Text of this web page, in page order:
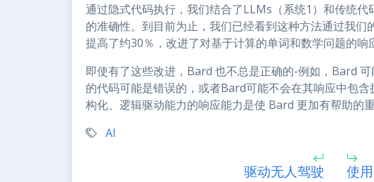
通过隐式代码执行，我们结合了LLMs（系统1）和传统
的准确性。到目前为止，我们已经看到这种方法通过我
提高了约30％，改进了对基于计算的单词和数学问题的响
即使有了这些改进，Bard 也不总是正确的-例如，Bard
的代码可能是错误的，或者Bard可能不会在其响应中包
构化、逻辑驱动能力的响应能力是使 Bard 更加有帮助的
AI
驱动无人驾驶 使